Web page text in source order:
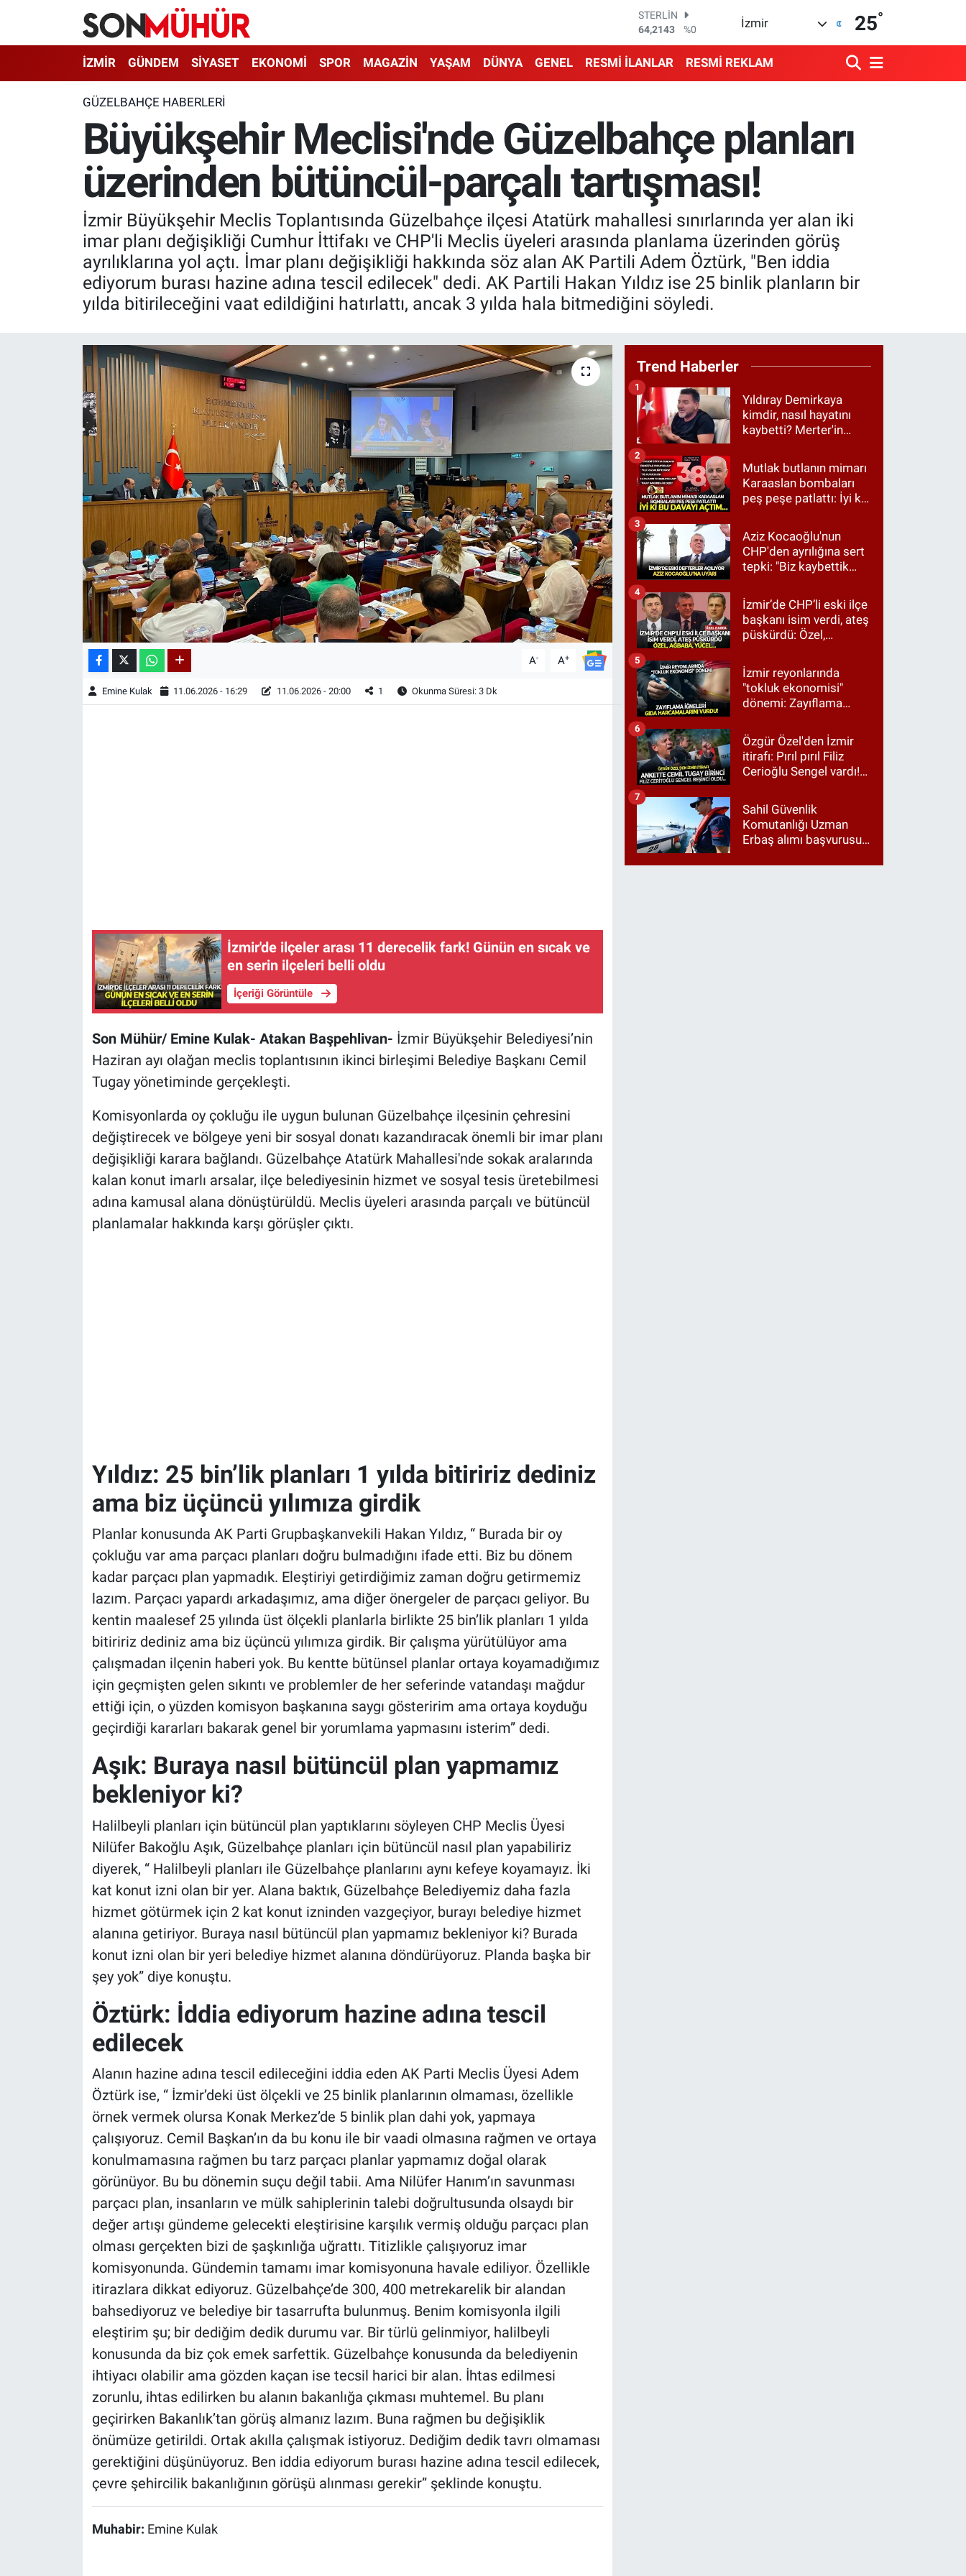
STERLİN
64,2143
%0
GRAM ALTIN
6500.87
%0.12
DOLAR
47,6704
%0
55,0406
%-0.08
İzmir 25°
İZMİR GÜNDEM SİYASET EKONOMİ SPOR MAGAZİN YAŞAM DÜNYA GENEL RESMİ İLANLAR RESMİ REKLAM
GÜZELBAHÇE HABERLERI
Büyükşehir Meclisi'nde Güzelbahçe planları
üzerinden bütüncül-parçalı tartışması!
İzmir Büyükşehir Meclis Toplantısında Güzelbahçe ilçesi Atatürk mahallesi sınırlarında yer alan iki
imar planı değişikliği Cumhur İttifakı ve CHP'li Meclis üyeleri arasında planlama üzerinden görüş
ayrılıklarına yol açtı. İmar planı değişikliği hakkında söz alan AK Partili Adem Öztürk, "Ben iddia
ediyorum burası hazine adına tescil edilecek" dedi. AK Partili Hakan Yıldız ise 25 binlik planların bir
yılda bitirileceğini vaat edildiğini hatırlattı, ancak 3 yılda hala bitmediğini söyledi.
A- A+
Emine Kulak 11.06.2026 - 16:29 11.06.2026 - 20:00 1 Okunma Süresi: 3 Dk
İzmir'de ilçeler arası 11 derecelik fark! Günün en sıcak ve
en serin ilçeleri belli oldu
İçeriği Görüntüle
Son Mühür/ Emine Kulak- Atakan Başpehlivan- İzmir Büyükşehir Belediyesi’nin
Haziran ayı olağan meclis toplantısının ikinci birleşimi Belediye Başkanı Cemil
Tugay yönetiminde gerçekleşti.
Komisyonlarda oy çokluğu ile uygun bulunan Güzelbahçe ilçesinin çehresini
değiştirecek ve bölgeye yeni bir sosyal donatı kazandıracak önemli bir imar planı
değişikliği karara bağlandı. Güzelbahçe Atatürk Mahallesi'nde sokak aralarında
kalan konut imarlı arsalar, ilçe belediyesinin hizmet ve sosyal tesis üretebilmesi
adına kamusal alana dönüştürüldü. Meclis üyeleri arasında parçalı ve bütüncül
planlamalar hakkında karşı görüşler çıktı.
Yıldız: 25 bin’lik planları 1 yılda bitiririz dediniz
ama biz üçüncü yılımıza girdik
Planlar konusunda AK Parti Grupbaşkanvekili Hakan Yıldız, “ Burada bir oy
çokluğu var ama parçacı planları doğru bulmadığını ifade etti. Biz bu dönem
kadar parçacı plan yapmadık. Eleştiriyi getirdiğimiz zaman doğru getirmemiz
lazım. Parçacı yapardı arkadaşımız, ama diğer önergeler de parçacı geliyor. Bu
kentin maalesef 25 yılında üst ölçekli planlarla birlikte 25 bin’lik planları 1 yılda
bitiririz dediniz ama biz üçüncü yılımıza girdik. Bir çalışma yürütülüyor ama
çalışmadan ilçenin haberi yok. Bu kentte bütünsel planlar ortaya koyamadığımız
için geçmişten gelen sıkıntı ve problemler de her seferinde vatandaşı mağdur
ettiği için, o yüzden komisyon başkanına saygı gösteririm ama ortaya koyduğu
geçirdiği kararları bakarak genel bir yorumlama yapmasını isterim” dedi.
Aşık: Buraya nasıl bütüncül plan yapmamız
bekleniyor ki?
Halilbeyli planları için bütüncül plan yaptıklarını söyleyen CHP Meclis Üyesi
Nilüfer Bakoğlu Aşık, Güzelbahçe planları için bütüncül nasıl plan yapabiliriz
diyerek, “ Halilbeyli planları ile Güzelbahçe planlarını aynı kefeye koyamayız. İki
kat konut izni olan bir yer. Alana baktık, Güzelbahçe Belediyemiz daha fazla
hizmet götürmek için 2 kat konut izninden vazgeçiyor, burayı belediye hizmet
alanına getiriyor. Buraya nasıl bütüncül plan yapmamız bekleniyor ki? Burada
konut izni olan bir yeri belediye hizmet alanına döndürüyoruz. Planda başka bir
şey yok” diye konuştu.
Öztürk: İddia ediyorum hazine adına tescil
edilecek
Alanın hazine adına tescil edileceğini iddia eden AK Parti Meclis Üyesi Adem
Öztürk ise, “ İzmir’deki üst ölçekli ve 25 binlik planlarının olmaması, özellikle
örnek vermek olursa Konak Merkez’de 5 binlik plan dahi yok, yapmaya
çalışıyoruz. Cemil Başkan’ın da bu konu ile bir vaadi olmasına rağmen ve ortaya
konulmamasına rağmen bu tarz parçacı planlar yapmamız doğal olarak
görünüyor. Bu bu dönemin suçu değil tabii. Ama Nilüfer Hanım’ın savunması
parçacı plan, insanların ve mülk sahiplerinin talebi doğrultusunda olsaydı bir
değer artışı gündeme gelecekti eleştirisine karşılık vermiş olduğu parçacı plan
olması gerçekten bizi de şaşkınlığa uğrattı. Titizlikle çalışıyoruz imar
komisyonunda. Gündemin tamamı imar komisyonuna havale ediliyor. Özellikle
itirazlara dikkat ediyoruz. Güzelbahçe’de 300, 400 metrekarelik bir alandan
bahsediyoruz ve belediye bir tasarrufta bulunmuş. Benim komisyonla ilgili
eleştirim şu; bir dediğim dedik durumu var. Bir türlü gelinmiyor, halilbeyli
konusunda da biz çok emek sarfettik. Güzelbahçe konusunda da belediyenin
ihtiyacı olabilir ama gözden kaçan ise tecsil harici bir alan. İhtas edilmesi
zorunlu, ihtas edilirken bu alanın bakanlığa çıkması muhtemel. Bu planı
geçirirken Bakanlık’tan görüş almanız lazım. Buna rağmen bu değişiklik
önümüze getirildi. Ortak akılla çalışmak istiyoruz. Dediğim dedik tavrı olmaması
gerektiğini düşünüyoruz. Ben iddia ediyorum burası hazine adına tescil edilecek,
çevre şehircilik bakanlığının görüşü alınması gerekir” şeklinde konuştu.
Muhabir: Emine Kulak
Trend Haberler
Yıldıray Demirkaya
kimdir, nasıl hayatını
kaybetti? Merter'in
mesajı
1
Mutlak butlanın mimarı
Karaaslan bombaları
peş peşe patlattı: İyi ki
2
Aziz Kocaoğlu'nun
CHP'den ayrılığına sert
tepki: "Biz kaybettik
etmedik"
3
İzmir’de CHP’li eski ilçe
başkanı isim verdi, ateş
püskürdü: Özel,
4
İzmir reyonlarında
"tokluk ekonomisi"
dönemi: Zayıflama
harcamalarını vurdu!
5
Özgür Özel'den İzmir
itirafı: Pırıl pırıl Filiz
Cerioğlu Sengel vardı!
Tugay birinci çıktı
6
Sahil Güvenlik
Komutanlığı Uzman
Erbaş alımı başvurusu
başvuru şartları neler?
7
İzmir Nöbetçi Eczaneler
İzmir Hava Durumu
İzmir Namaz Vakitleri
İzmir Trafik Yoğunluk Haritası
Süper Lig Puan Durumu ve Fikstür
Tüm Manşetler
Son Dakika Haberleri
Haber Arşivi